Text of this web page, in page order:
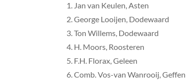
1. Jan van Keulen, Asten
2. George Looijen, Dodewaard
3. Ton Willems, Dodewaard
4. H. Moors, Roosteren
5. F.H. Florax, Geleen
6. Comb. Vos-van Wanrooij, Geffen